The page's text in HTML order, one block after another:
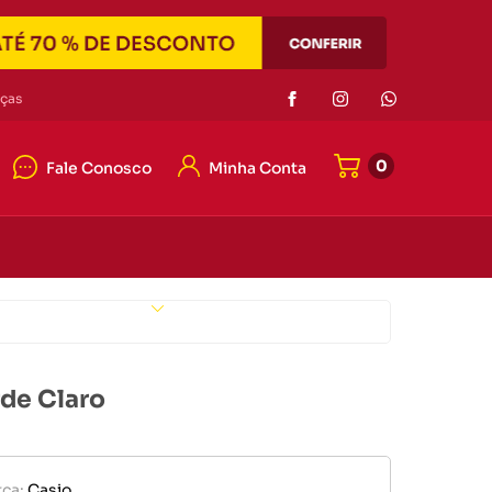
Fale Conosco
7121
Minha Conta 0
de pilha
Eletrônicos
de pilha
portátil
Claro